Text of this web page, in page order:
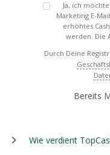
Ja, ich
Marketing E-
erhöhtes
werden. Die
Durch Deine
Bereits
Wie verdient